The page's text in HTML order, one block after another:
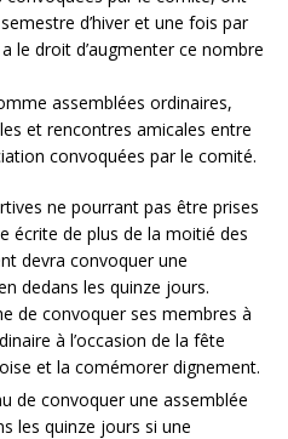
d’hiver et une fois par
le droit d’augmenter ce nombre
assemblées ordinaires,
et rencontres amicales entre
convoquées par le comité.
ne pourrant pas être prises
écrite de plus de la moitié des
devra convoquer une
dedans les quinze jours.
de convoquer ses membres à
à l’occasion de la fête
et la comémorer dignement.
de convoquer une assemblée
les quinze jours si une